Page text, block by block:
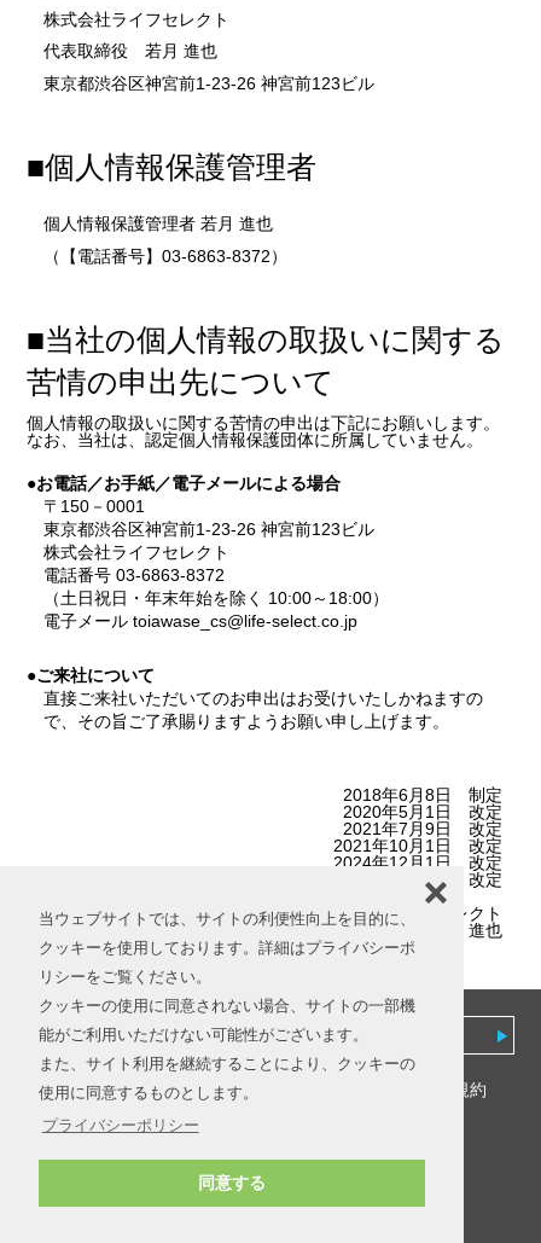
当ウェブサイトでは、サイトの利便性向上を目的に、
クッキーを使用しております。詳細はプライバシーポ
リシーをご覧ください。
クッキーの使用に同意されない場合、サイトの一部機
能がご利用いただけない可能性がございます。
また、サイト利用を継続することにより、クッキーの
使用に同意するものとします。
プライバシーポリシー
同意する
❌
株式会社ライフセレクト
代表取締役 若月 進也
東京都渋谷区神宮前1-23-26 神宮前123ビル
■個人情報保護管理者
個人情報保護管理者 若月 進也
（【電話番号】03-6863-8372）
■当社の個人情報の取扱いに関する
苦情の申出先について
個人情報の取扱いに関する苦情の申出は下記にお願いします。
なお、当社は、認定個人情報保護団体に所属していません。
●お電話／お手紙／電子メールによる場合
〒150－0001
東京都渋谷区神宮前1-23-26 神宮前123ビル
株式会社ライフセレクト
電話番号 03-6863-8372
（土日祝日・年末年始を除く 10:00～18:00）
電子メール toiawase_cs@life-select.co.jp
●ご来社について
直接ご来社いただいてのお申出はお受けいたしかねますの
で、その旨ご了承賜りますようお願い申し上げます。
2018年6月8日 制定
2020年5月1日 改定
2021年7月9日 改定
2021年10月1日 改定
2024年12月1日 改定
2025年7月25日 改定
株式会社ライフセレクト
代表取締役 若月 進也
別記「ツール等提供事業者一覧」
ホーム マイページ
会社情報 プライバシーポリシー
利用規約
特定商取引法に基づく表記
Copyright (c) Life Select, Inc. All Rights Reserved.